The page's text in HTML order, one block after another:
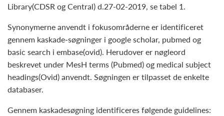
Library(CDSR og Central) d.27-02-2019, se tabel 1.
Synonymerne anvendt i fokusområderne er identificeret
gennem kaskade-søgninger i google scholar, pubmed og
basic search i embase(ovid). Herudover er nøgleord
beskrevet under MesH terms (Pubmed) og medical subject
headings(Ovid) anvendt. Søgningen er tilpasset de enkelte
databaser.
Gennem kaskadesøgning identificeres følgende guidelines: